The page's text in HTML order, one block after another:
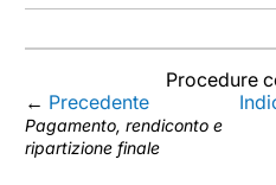
Procedure
← Precedente
Pagamento, rendiconto e
ripartizione finale